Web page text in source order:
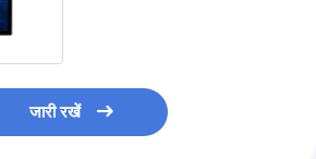
जारी रखें